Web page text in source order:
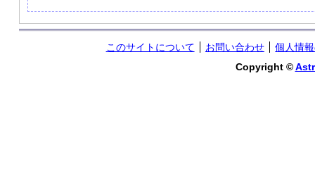
このサイトについて お問い合わせ
個人情
Copyright ©